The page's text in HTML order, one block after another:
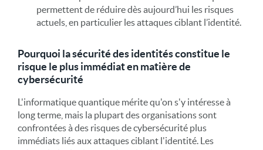
permettent de réduire dès aujourd’hui les risques
actuels, en particulier les attaques ciblant l’identité.
Pourquoi la sécurité des identités constitue le
risque le plus immédiat en matière de
cybersécurité
L'informatique quantique mérite qu'on s'y intéresse à
long terme, mais la plupart des organisations sont
confrontées à des risques de cybersécurité plus
immédiats liés aux attaques ciblant l'identité. Les